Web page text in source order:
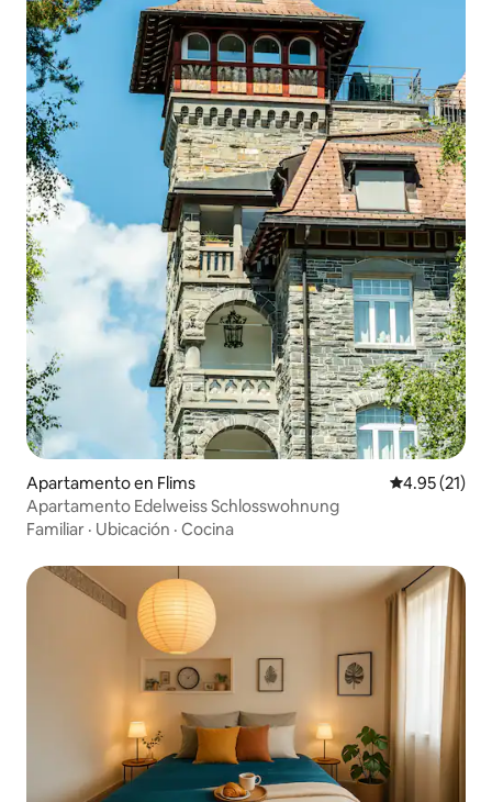
Apartamento en Flims Calificación
4.95 (21)
Apartamento Edelweiss Schlosswohnung
Familiar · Ubicación · Cocina